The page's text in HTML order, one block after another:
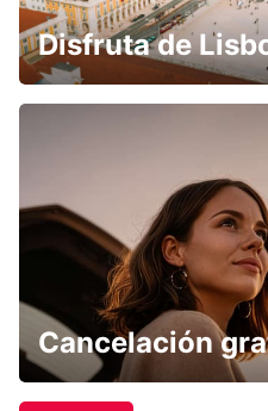
Disfruta de
Cancelación